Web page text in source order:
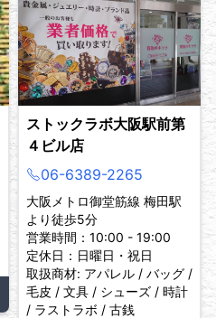
ストックラボ大阪駅前第
４ビル店
06-6389-2265
大阪メトロ御堂筋線 梅田駅
より徒歩5分
営業時間：10:00 - 19:00
定休日：日曜日・祝日
取扱商材: アパレル / バッグ /
毛皮 / 文具 / シューズ / 時計
/ ラストラボ / 古銭